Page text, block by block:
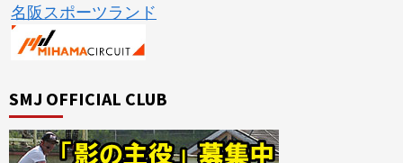
名阪スポーツランド
SMJ OFFICIAL CLUB